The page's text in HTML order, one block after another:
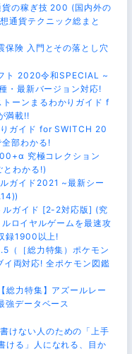
貨の稼ぎ技 200 (国内外の
通貨テクニック総まと
保険 入門とその落とし穴
ト 2020令和SPECIAL ~
・最新バージョン対応!
トーンまるわかりガイド f
満載!!
りガイド for SWITCH 20
部わかる!
究極コレクション
とわかる!)
ガイド2021 ~最新シー
ルガイド [2-2対応版] (究
ロイヤルゲームを最速攻
録1900以上!
（［総力特集）ポケモン
イ両対応! 全ポケモン図鑑
総力特集】アズールレー
強データベース
けない人のための「上手
ける」人になれる、目か